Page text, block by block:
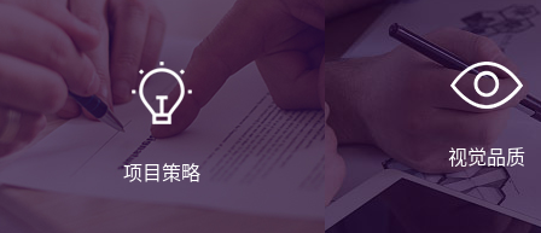
项目策略
视觉品质